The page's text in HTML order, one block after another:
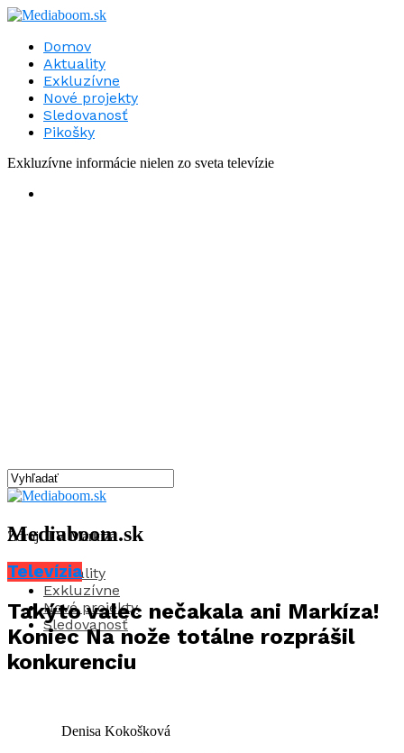
Domov
Aktuality
Exkluzívne
Nové projekty
Sledovanosť
Pikošky
Exkluzívne informácie nielen zo sveta televízie
Mediaboom.sk
Aktuality
Exkluzívne
Nové projekty
Sledovanosť
Zdroj: TV Markíza
Televízia
Takýto valec nečakala ani Markíza!
Koniec Na nože totálne rozprášil
konkurenciu
Denisa Kokošková